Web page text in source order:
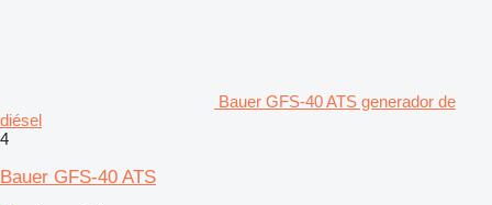
Bauer GFS-40 ATS generador de
diésel
4
Bauer GFS-40 ATS